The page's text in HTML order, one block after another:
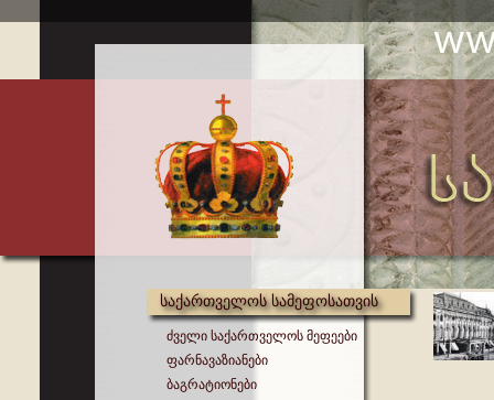
საქართველოს სამეფოსათვის
ძველი საქართველოს მეფეები
ფარნავაზიანები
ბაგრატიონები